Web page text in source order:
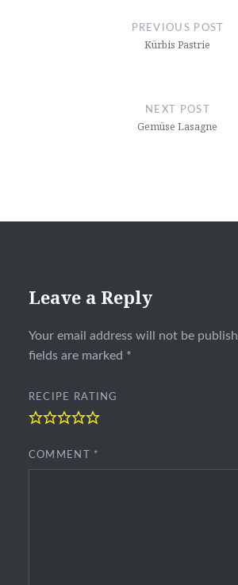
PREVIOUS POST
Kürbis Pastrie
NEXT POST
Gemüse Lasagne
Leave a Reply
Your email address will not be
fields are marked *
RECIPE RATING
COMMENT *